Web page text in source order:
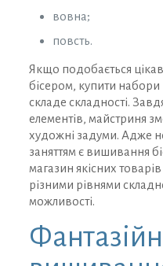
вовна;
повсть.
Якщо подобається
бісером, купити набори
складе складності.
елементів, майстриня
художні задуми. Адже
заняттям є вишивання
магазин якісних
різними рівнями
можливості.